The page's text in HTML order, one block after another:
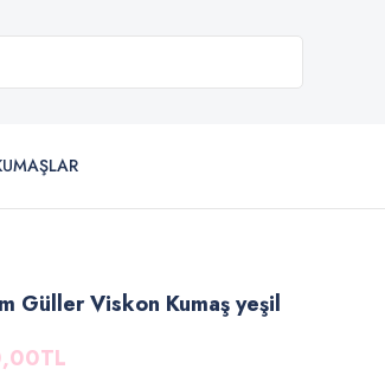
Güller Viskon Kumaş yeşil